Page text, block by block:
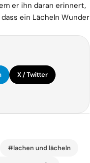
er ihn daran erinnert,
ein Lächeln Wunder
X / Twitter
#lachen und lächeln